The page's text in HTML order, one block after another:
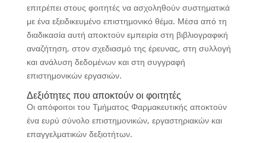
επιτρέπει στους φοιτητές να ασχοληθούν συστηματικά
με ένα εξειδικευμένο επιστημονικό θέμα. Μέσα από τη
διαδικασία αυτή αποκτούν εμπειρία στη βιβλιογραφική
αναζήτηση, στον σχεδιασμό της έρευνας, στη συλλογή
και ανάλυση δεδομένων και στη συγγραφή
επιστημονικών εργασιών.
Δεξιότητες που αποκτούν οι φοιτητές
Οι απόφοιτοι του Τμήματος Φαρμακευτικής αποκτούν
ένα ευρύ σύνολο επιστημονικών, εργαστηριακών και
επαγγελματικών δεξιοτήτων.